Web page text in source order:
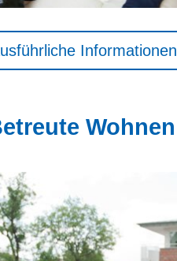
Informationen
Wohnen